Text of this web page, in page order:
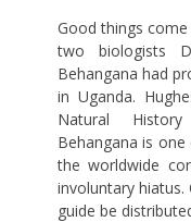
Good things
two biologists
Behangana had
in Uganda.
Natural History
Behangana is one
the worldwide
involuntary
guide be